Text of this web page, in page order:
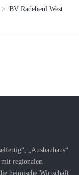
> BV Radebeul West
„Ausbauhaus“
regionalen
heimische Wirtschaft